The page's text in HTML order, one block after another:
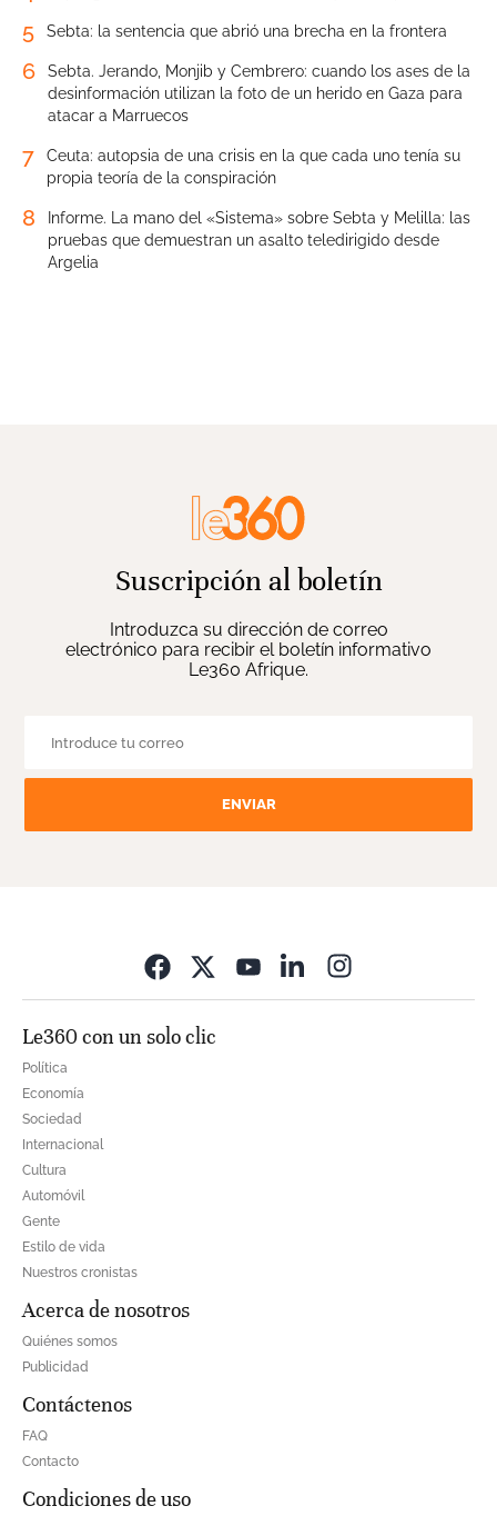
5 Sebta: la sentencia que abrió una brecha en la frontera
6
Sebta. Jerando, Monjib y Cembrero: cuando los ases de la
desinformación utilizan la foto de un herido en Gaza para
atacar a Marruecos
7
Ceuta: autopsia de una crisis en la que cada uno tenía su
propia teoría de la conspiración
8
Informe. La mano del «Sistema» sobre Sebta y Melilla: las
pruebas que demuestran un asalto teledirigido desde
Argelia
Suscripción al boletín
Introduzca su dirección de correo
electrónico para recibir el boletín informativo
Le360 Afrique.
ENVIAR
Le360 con un solo clic
Política
Economía
Sociedad
Internacional
Cultura
Automóvil
Gente
Estilo de vida
Nuestros cronistas
Acerca de nosotros
Quiénes somos
Publicidad
Contáctenos
FAQ
Contacto
Condiciones de uso